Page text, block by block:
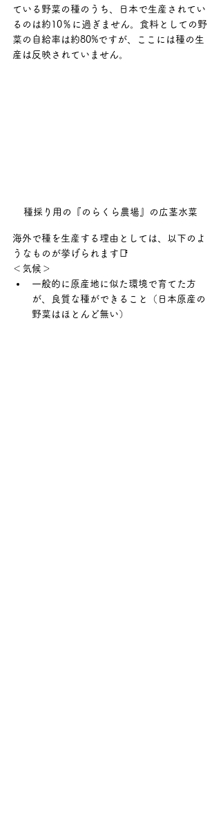
ている野菜の種のうち、日本で生産されてい
るのは約10％に過ぎません。食料としての野
菜の自給率は約80%ですが、ここには種の生
産は反映されていません。
種採り用の『のらくら農場』の広茎水菜
海外で種を生産する理由としては、以下のよ
うなものが挙げられます📑
＜気候＞
一般的に原産地に似た環境で育てた方
が、良質な種ができること（日本原産の
野菜はほとんど無い）